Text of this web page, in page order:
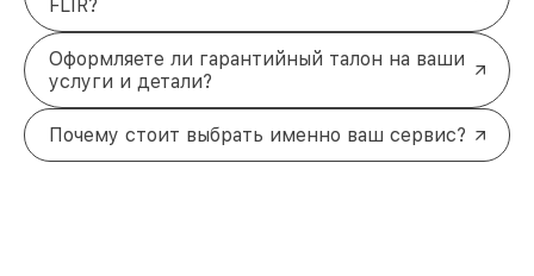
FLIR?
Оформляете ли гарантийный талон на ваши
услуги и детали?
Почему стоит выбрать именно ваш сервис?